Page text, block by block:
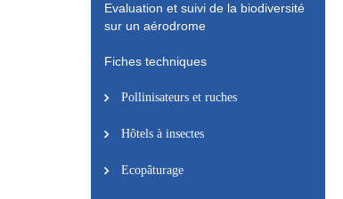
Evaluation et suivi de la biodiversité
sur un aérodrome
Fiches techniques
Pollinisateurs et ruches
Hôtels à insectes
Ecopâturage